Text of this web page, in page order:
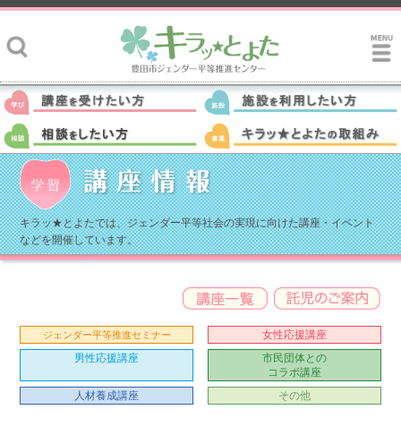
キラッ★とよたでは、ジェンダー平等社会の実現に向けた講座・イベント
などを開催しています。
ジェンダー平等推進セミナー
女性応援講座
男性応援講座
市民団体との
コラボ講座
人材養成講座
その他